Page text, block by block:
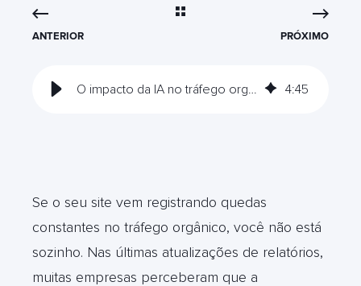
ANTERIOR PRÓXIMO
O impacto da IA no tráfego orgânico e como reagir agora 4:45
Se o seu site vem registrando quedas
constantes no tráfego orgânico, você não está
sozinho. Nas últimas atualizações de relatórios,
muitas empresas perceberam que a